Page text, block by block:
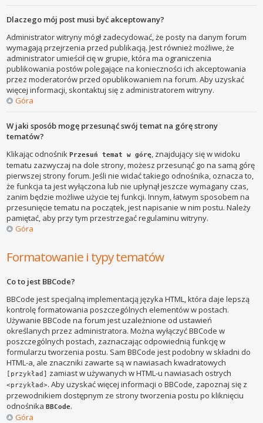
Dlaczego mój post musi być akceptowany?
Administrator witryny mógł zadecydować, że posty na danym forum
wymagają przejrzenia przed publikacją. Jest również możliwe, że
administrator umieścił cię w grupie, która ma ograniczenia
publikowania postów polegające na konieczności ich akceptowania
przez moderatorów przed opublikowaniem na forum. Aby uzyskać
więcej informacji, skontaktuj się z administratorem witryny.
Góra
W jaki sposób mogę przesunąć swój temat na górę strony
tematów?
Klikając odnośnikPrzesuń temat w górę, znajdujący się w widoku
tematu zazwyczaj na dole strony, możesz przesunąć go na samą górę
pierwszej strony forum. Jeśli nie widać takiego odnośnika, oznacza to,
że funkcja ta jest wyłączona lub nie upłynął jeszcze wymagany czas,
zanim będzie możliwe użycie tej funkcji. Innym, łatwym sposobem na
przesunięcie tematu na początek, jest napisanie w nim postu. Należy
pamiętać, aby przy tym przestrzegać regulaminu witryny.
Góra
Formatowanie i typy tematów
Co to jest BBCode?
BBCode jest specjalną implementacją języka HTML, która daje lepszą
kontrolę formatowania poszczególnych elementów w postach.
Używanie BBCode na forum jest uzależnione od ustawień
określanych przez administratora. Można wyłączyć BBCode w
poszczególnych postach, zaznaczając odpowiednią funkcję w
formularzu tworzenia postu. Sam BBCode jest podobny w składni do
HTML-a, ale znaczniki zawarte są w nawiasach kwadratowych
[przykład] zamiast w używanych w HTML-u nawiasach ostrych
<przykład>. Aby uzyskać więcej informacji o BBCode, zapoznaj się z
przewodnikiem dostępnym ze strony tworzenia postu po kliknięciu
odnośnikaBBCode.
Góra